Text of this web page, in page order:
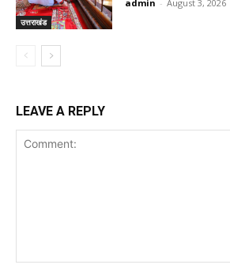
उत्तराखंड
admin - August 3, 2026
LEAVE A REPLY